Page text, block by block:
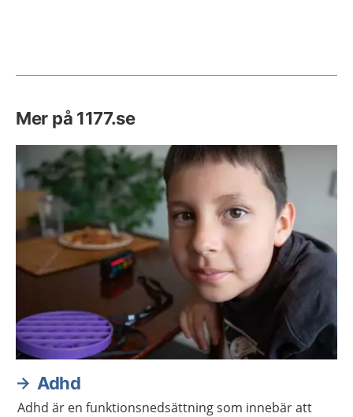
Mer på 1177.se
Adhd
Adhd är en funktionsnedsättning som innebär att